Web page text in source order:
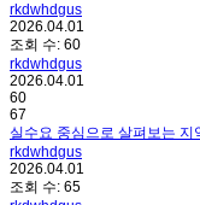
rkdwhdgus
2026.04.01
조회 수: 60
rkdwhdgus
2026.04.01
60
67
실수요 중심으로 살펴보는 지
rkdwhdgus
2026.04.01
조회 수: 65